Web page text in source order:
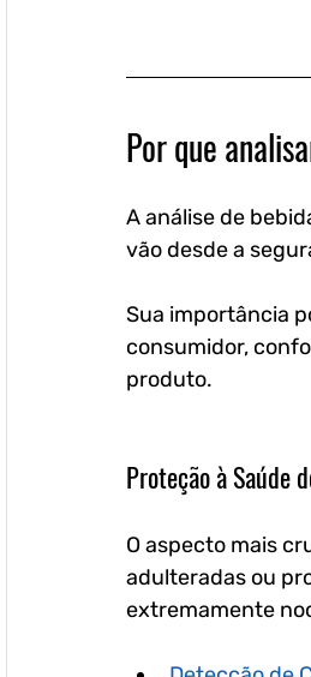
Por que
A análise de
vão desde a
Sua importância
consumidor,
produto.
Proteção à Saúde
O aspecto mais
adulteradas ou
extremamente